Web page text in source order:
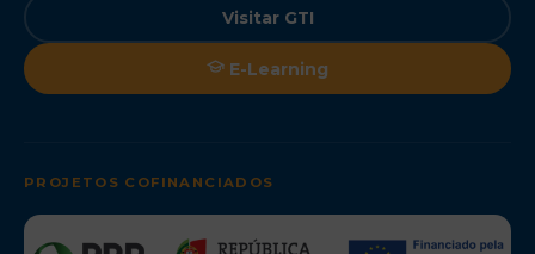
Visitar GTI
E-Learning
PROJETOS COFINANCIADOS